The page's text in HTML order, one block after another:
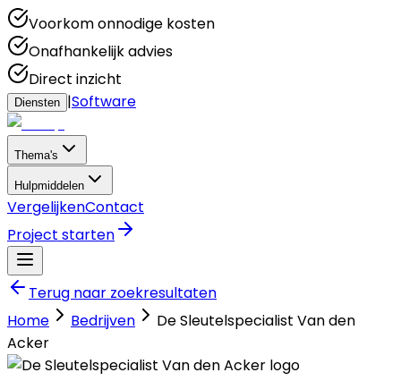
Voorkom onnodige kosten
Onafhankelijk advies
Direct inzicht
Diensten |Software
Thema's
Hulpmiddelen
VergelijkenContact
Project starten
Terug naar zoekresultaten
Home
Bedrijven
De Sleutelspecialist Van den
Acker